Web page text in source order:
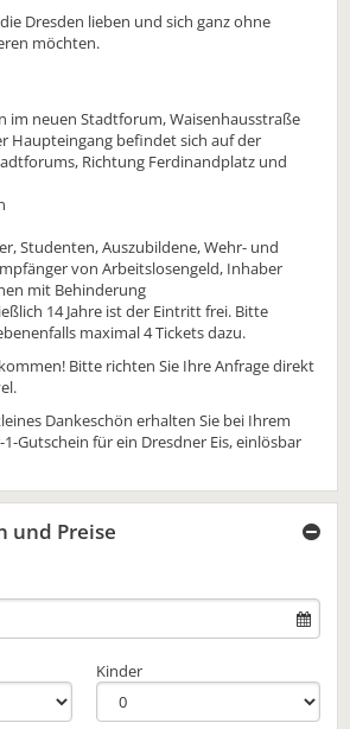
Dresden lieben und sich ganz ohne
möchten.
im neuen Stadtforum, Waisenhausstraße
Haupteingang befindet sich auf der
Richtung Ferdinandplatz und
Studenten, Auszubildene, Wehr- und
von Arbeitslosengeld, Inhaber
mit Behinderung
14 Jahre ist der Eintritt frei. Bitte
maximal 4 Tickets dazu.
Bitte richten Sie Ihre Anfrage direkt
Dankeschön erhalten Sie bei Ihrem
Gutschein für ein Dresdner Eis, einlösbar
und Preise
Kinder